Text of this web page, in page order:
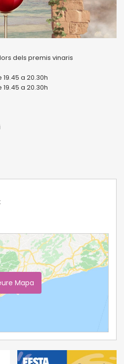
dels premis vinaris
a 20.30h
19.45 a 20.30h
Mapa